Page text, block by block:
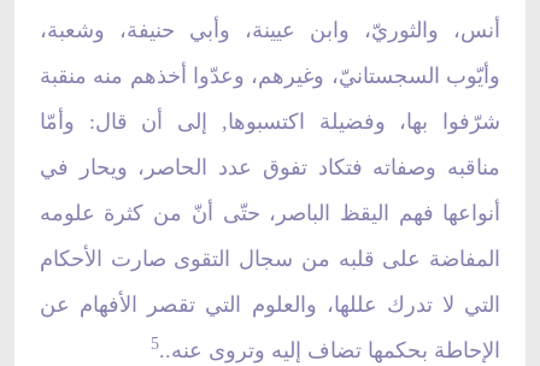
أنس، والثوريّ، وابن عيينة، وأبي حنيفة، وشعبة،
وأيّوب السجستانيّ، وغيرهم، وعدّوا أخذهم منه منقبة
شرّفوا بها، وفضيلة اكتسبوها, إلى أن قال: وأمّا
مناقبه وصفاته فتكاد تفوق عدد الحاصر، ويحار في
أنواعها فهم اليقظ الباصر، حتّى أنّ من كثرة علومه
المفاضة على قلبه من سجال التقوى صارت الأحكام
التي لا تدرك عللها، والعلوم التي تقصر الأفهام عن
الإحاطة بحكمها تضاف إليه وتروى عنه..5